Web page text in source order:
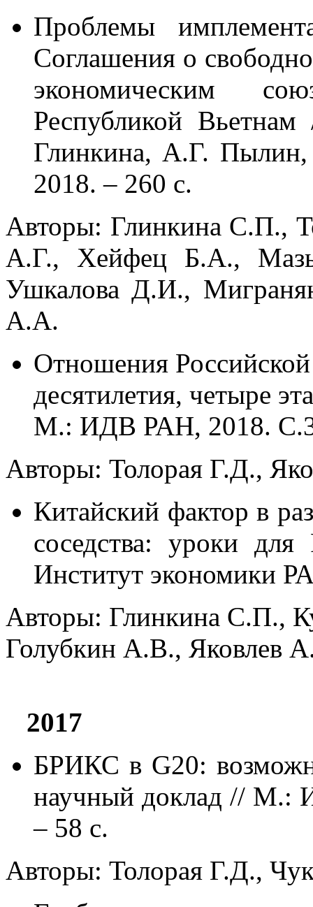
Проблемы
Соглашения о
экономическим
Республикой
Глинкина, А.Г.
2018. – 260 c.
Авторы: Глинкина С.П.,
А.Г., Хейфец Б.А.,
Ушкалова Д.И.,
А.А.
Отношения
десятилетия, четыре
М.: ИДВ РАН, 2018.
Авторы: Толорая Г.Д.,
Китайский фактор в
соседства: уроки
Институт экономики
Авторы: Глинкина С.П.,
Голубкин А.В., Яковлев
2017
БРИКС в G20:
научный доклад // М.:
– 58 с.
Авторы: Толорая Г.Д.,